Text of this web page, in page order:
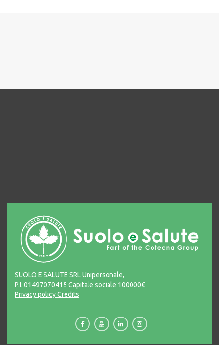
SUOLO E SALUTE SRL Unipersonale,
P.I. 01497070415 Capitale sociale 100000€
Privacy policyCredits